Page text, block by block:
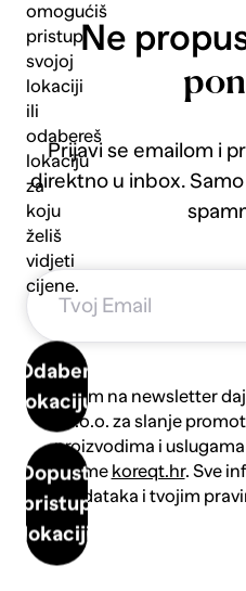
omogućiš
pristup
svojoj
lokaciji
ili
odabereš
lokaciju
za
koju
želiš
vidjeti
cijene.
Odaberi
lokaciju
Dopusti
pristup
lokaciji
Ne
Prijavi se emailom i
direktno u inbox.
Prijavom na newsletter
d.o.o. za slanje
proizvodima i
platforme koreqt.hr. Sve
podataka i tvojim